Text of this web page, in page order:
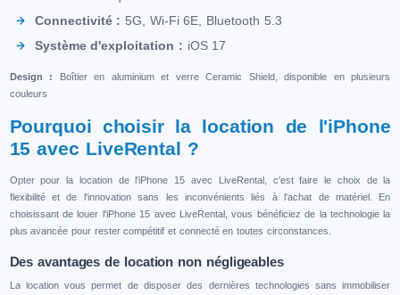
Connectivité : 5G, Wi-Fi 6E, Bluetooth 5.3
Système d'exploitation : iOS 17
Design : Boîtier en aluminium et verre Ceramic Shield, disponible en plusieurs
couleurs
Pourquoi choisir la location de l'iPhone
15 avec LiveRental ?
Opter pour la location de l'iPhone 15 avec LiveRental, c'est faire le choix de la
flexibilité et de l'innovation sans les inconvénients liés à l'achat de matériel. En
choisissant de louer l'iPhone 15 avec LiveRental, vous bénéficiez de la technologie la
plus avancée pour rester compétitif et connecté en toutes circonstances.
Des avantages de location non négligeables
La location vous permet de disposer des dernières technologies sans immobiliser